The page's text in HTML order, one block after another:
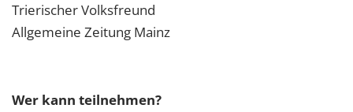
Trierischer Volksfreund
Allgemeine Zeitung Mainz
Wer kann teilnehmen?